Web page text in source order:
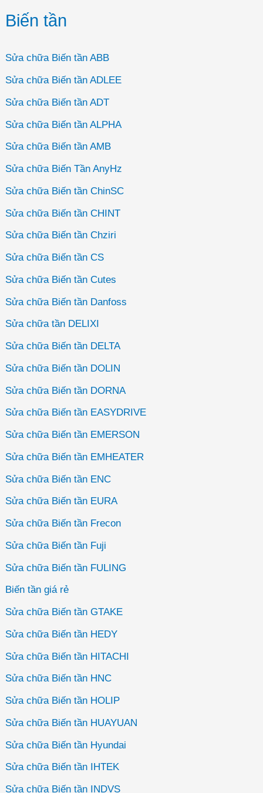
Biến tần
Sửa chữa Biến tần ABB
Sửa chữa Biến tần ADLEE
Sửa chữa Biến tần ADT
Sửa chữa Biến tần ALPHA
Sửa chữa Biến tần AMB
Sửa chữa Biến Tần AnyHz
Sửa chữa Biến tần ChinSC
Sửa chữa Biến tần CHINT
Sửa chữa Biến tần Chziri
Sửa chữa Biến tần CS
Sửa chữa Biến tần Cutes
Sửa chữa Biến tần Danfoss
Sửa chữa tần DELIXI
Sửa chữa Biến tần DELTA
Sửa chữa Biến tần DOLIN
Sửa chữa Biến tần DORNA
Sửa chữa Biến tần EASYDRIVE
Sửa chữa Biến tần EMERSON
Sửa chữa Biến tần EMHEATER
Sửa chữa Biến tần ENC
Sửa chữa Biến tần EURA
Sửa chữa Biến tần Frecon
Sửa chữa Biến tần Fuji
Sửa chữa Biến tần FULING
Biến tần giá rẻ
Sửa chữa Biến tần GTAKE
Sửa chữa Biến tần HEDY
Sửa chữa Biến tần HITACHI
Sửa chữa Biến tần HNC
Sửa chữa Biến tần HOLIP
Sửa chữa Biến tần HUAYUAN
Sửa chữa Biến tần Hyundai
Sửa chữa Biến tần IHTEK
Sửa chữa Biến tần INDVS